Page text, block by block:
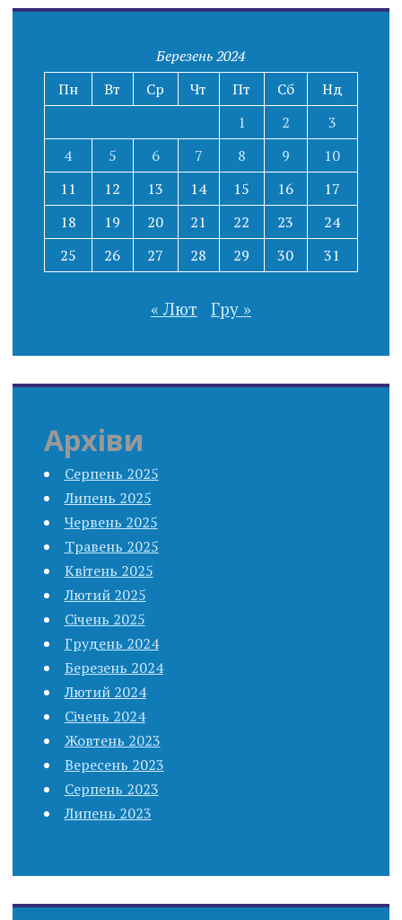
Березень 2024
Пн
Вт Ср Чт Пт Сб
Нд
1
2
3
4
5 6 7 8 9
10
11
12 13 14 15 16
17
18
19 20 21 22 23
24
25
26 27 28 29 30 31
« Лют Гру »
Архіви
Серпень 2025
Липень 2025
Червень 2025
Травень 2025
Квітень 2025
Лютий 2025
Січень 2025
Грудень 2024
Березень 2024
Лютий 2024
Січень 2024
Жовтень 2023
Вересень 2023
Серпень 2023
Липень 2023